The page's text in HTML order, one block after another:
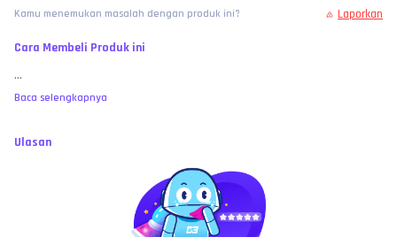
Kamu menemukan masalah dengan produk ini? Laporkan
Cara Membeli Produk ini
...
Baca selengkapnya
Ulasan